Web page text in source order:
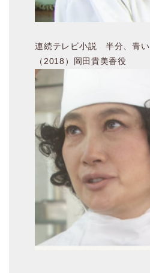
連続テレビ小説 半分、青い
（2018）岡田貴美香役